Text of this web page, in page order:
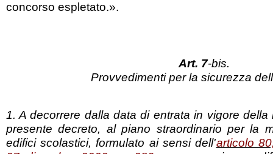
concorso espletato.».
Art. 7-bis.
Provvedimenti per la sicurezza
1. A decorrere dalla data di entrata in vigore
presente decreto, al piano straordinario per la
edifici scolastici, formulato ai sensi dell'articolo